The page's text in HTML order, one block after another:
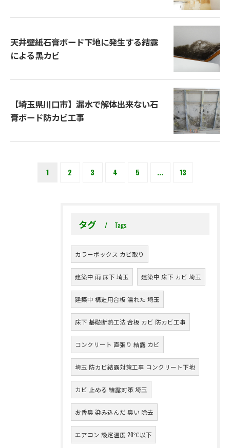
天井壁紙石膏ボード下地に発生する結露
による黒カビ
【埼玉県川口市】漏水で解体出来ない石
膏ボード防カビ工事
1 2 3 4 5 ... 13
タグ Tags
カラーボックス カビ取り
建築中 雨 床下 埼玉 建築中 床下 カビ 埼玉
建築中 構造用合板 濡れた 埼玉
床下 基礎断熱工法 合板 カビ 防カビ工事
コンクリート 直張り 結露 カビ
埼玉 防カビ結露対策工事 コンクリート下地
カビ 止める 結露対策 埼玉
お香臭 染み込んだ 臭い 除去
エアコン 設定温度 20℃以下